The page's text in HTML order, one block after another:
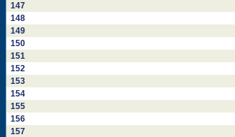
147
148
149
150
151
152
153
154
155
156
157